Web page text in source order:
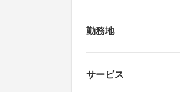
勤務地
サービス